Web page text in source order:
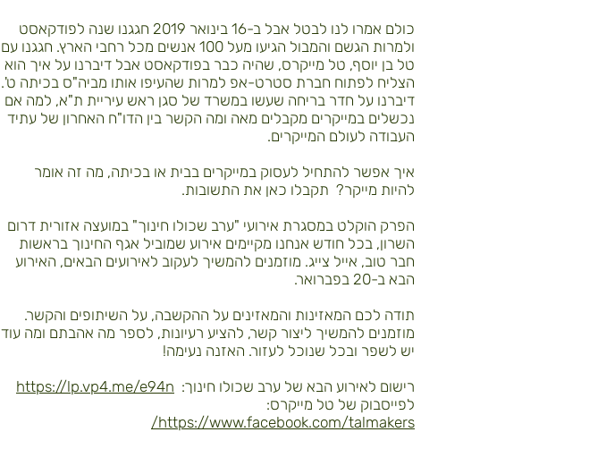
כולם אמרו לנו לבטל אבל ב-16 בינואר 2019 חגגנו שנה לפודקאסט
ולמרות הגשם והמבול הגיעו מעל 100 אנשים מכל רחבי הארץ. חגגנו עם
טל בן יוסף, טל מייקרס, שהיה כבר בפודקאסט אבל דיברנו על איך הוא
הצליח לפתוח חברת סטרט-אפ למרות שהעיפו אותו מביה"ס בכיתה ט'.
דיברנו על חדר בריחה שעשו במשרד של סגן ראש עיריית ת"א, למה אם
נכשלים במייקרים מקבלים מאה ומה הקשר בין הדו"ח האחרון של עתיד
העבודה לעולם המייקרים.
איך אפשר להתחיל לעסוק במייקרים בבית או בכיתה, מה זה אומר
להיות מייקר? תקבלו כאן את התשובות.
הפרק הוקלט במסגרת אירועי "ערב שכולו חינוך" במועצה אזורית דרום
השרון, בכל חודש אנחנו מקיימים אירוע שמוביל אגף החינוך בראשות
חבר טוב, אייל צייג. מוזמנים להמשיך לעקוב לאירועים הבאים, האירוע
הבא ב-20 בפברואר.
תודה לכם המאזינות והמאזינים על ההקשבה, על השיתופים והקשר.
מוזמנים להמשיך ליצור קשר, להציע רעיונות, לספר מה אהבתם ומה עוד
יש לשפר ובכל שנוכל לעזור. האזנה נעימה!
רישום לאירוע הבא של ערב שכולו חינוך: https://lp.vp4.me/e94n
לפייסבוק של טל מייקרס:
https://www.facebook.com/talmakers/